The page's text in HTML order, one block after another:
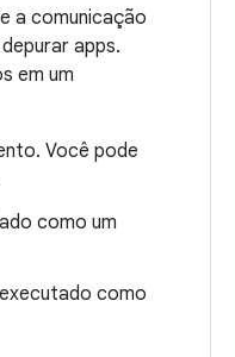
a comunicação
apps.
em um
Você pode
como um
como